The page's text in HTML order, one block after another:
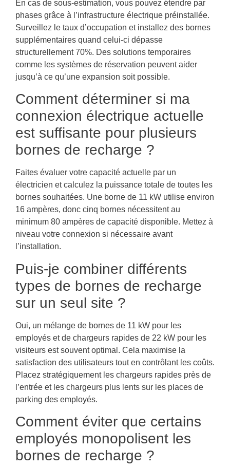
En cas de sous-estimation, vous pouvez étendre par
phases grâce à l’infrastructure électrique préinstallée.
Surveillez le taux d’occupation et installez des bornes
supplémentaires quand celui-ci dépasse
structurellement 70%. Des solutions temporaires
comme les systèmes de réservation peuvent aider
jusqu’à ce qu’une expansion soit possible.
Comment déterminer si ma
connexion électrique actuelle
est suffisante pour plusieurs
bornes de recharge ?
Faites évaluer votre capacité actuelle par un
électricien et calculez la puissance totale de toutes les
bornes souhaitées. Une borne de 11 kW utilise environ
16 ampères, donc cinq bornes nécessitent au
minimum 80 ampères de capacité disponible. Mettez à
niveau votre connexion si nécessaire avant
l’installation.
Puis-je combiner différents
types de bornes de recharge
sur un seul site ?
Oui, un mélange de bornes de 11 kW pour les
employés et de chargeurs rapides de 22 kW pour les
visiteurs est souvent optimal. Cela maximise la
satisfaction des utilisateurs tout en contrôlant les coûts.
Placez stratégiquement les chargeurs rapides près de
l’entrée et les chargeurs plus lents sur les places de
parking des employés.
Comment éviter que certains
employés monopolisent les
bornes de recharge ?